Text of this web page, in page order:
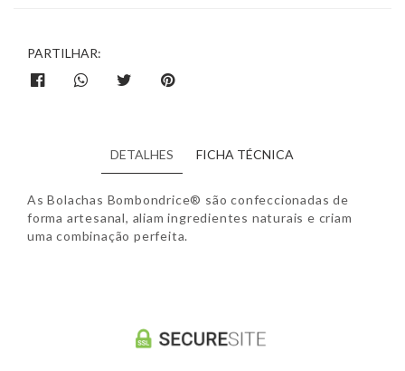
PARTILHAR:
DETALHES FICHA TÉCNICA
As Bolachas Bombondrice® são confeccionadas de
forma artesanal, aliam ingredientes naturais e criam
uma combinação perfeita.